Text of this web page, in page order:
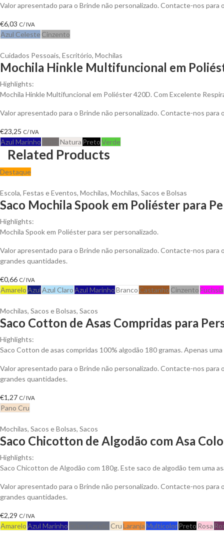
Valor apresentado para o Brinde não personalizado. Contacte-nos
€6,03 C/ IVA
Azul Celeste Cinzento
Cuidados Pessoais, Escritório, Mochilas
Mochila Hinkle Multifuncional em
Highlights:
Mochila Hinkle Multifuncional em Poliéster 420D. Com Excelente
Valor apresentado para o Brinde não personalizado. Contacte-nos
€23,25 C/ IVA
Azul Marinho Natura PretoVerde
Related Products
Destaque
Escola, Festas e Eventos, Mochilas, Mochilas, Sacos e Bolsas
Saco Mochila Spook em Poliéster para
Highlights:
Mochila Spook em Poliéster para ser personalizado.
Valor apresentado para o Brinde não personalizado. Contacte-nos
grandes quantidades.
€0,66 C/ IVA
AmareloAzulAzul ClaroAzul MarinhoBranco Castanho CinzentoFuchsia
Mochilas, Sacos e Bolsas, Sacos
Saco Cotton de Asas Compridas para
Highlights:
Saco Cotton de asas compridas 100% algodão 180 gramas. Apenas
Valor apresentado para o Brinde não personalizado. Contacte-nos
grandes quantidades.
€1,27 C/ IVA
Pano Cru
Mochilas, Sacos e Bolsas, Sacos
Saco Chicotton de Algodão com Asa
Highlights:
Saco Chicotton de Algodão com 180g. Este saco de algodão tem uma
Valor apresentado para o Brinde não personalizado. Contacte-nos
grandes quantidades.
€2,29 C/ IVA
AmareloAzul Marinho CruLaranjaMulticolorPreto Rosa